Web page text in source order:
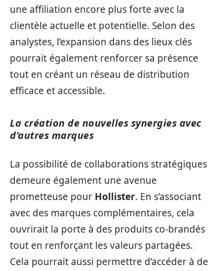
une affiliation encore plus forte avec la
clientèle actuelle et potentielle. Selon des
analystes, l’expansion dans des lieux clés
pourrait également renforcer sa présence
tout en créant un réseau de distribution
efficace et accessible.
La création de nouvelles synergies avec
d’autres marques
La possibilité de collaborations stratégiques
demeure également une avenue
prometteuse pour Hollister. En s’associant
avec des marques complémentaires, cela
ouvrirait la porte à des produits co-brandés
tout en renforçant les valeurs partagées.
Cela pourrait aussi permettre d’accéder à de